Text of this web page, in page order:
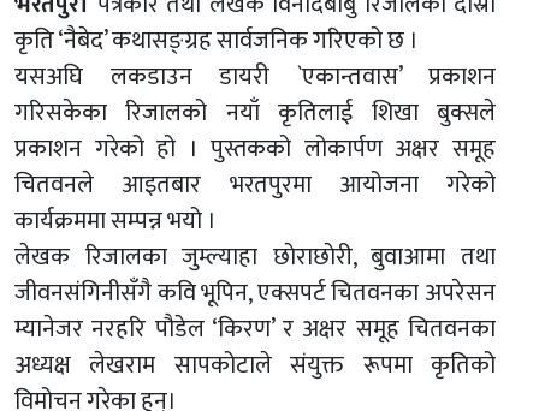
कृति ‘नैबेद’ कथासङ्ग्रह सार्वजनिक गरिएको छ ।
यसअघि लकडाउन डायरी `एकान्तवास’ प्रकाशन
गरिसकेका रिजालको नयाँ कृतिलाई शिखा बुक्सले
प्रकाशन गरेको हो । पुस्तकको लोकार्पण अक्षर समूह
चितवनले आइतबार भरतपुरमा आयोजना गरेको
कार्यक्रममा सम्पन्न भयो ।
लेखक रिजालका जुम्ल्याहा छाेराछाेरी, बुवाआमा तथा
जीवनसंगिनीसँगै कवि भूपिन, एक्सपर्ट चितवनका अपरेसन
म्यानेजर नरहरि पौडेल ‘किरण’ र अक्षर समूह चितवनका
अध्यक्ष लेखराम सापकोटाले संयुक्त रूपमा कृतिको
विमोचन गरेका हुन्।